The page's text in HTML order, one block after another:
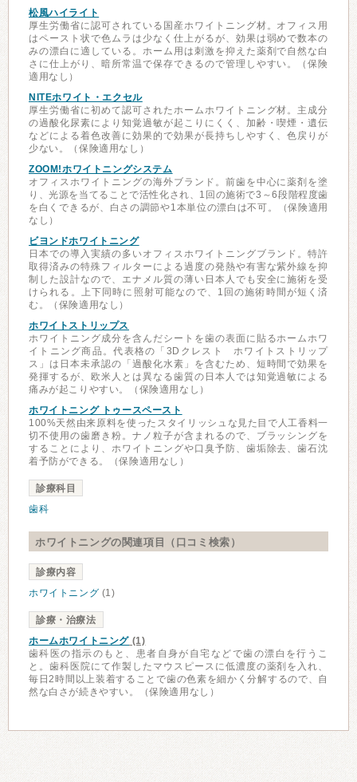
松風ハイライト
厚生労働省に認可されている国産ホワイトニング材。オフィス用
はペースト状で色ムラは少なく仕上がるが、効果は弱めで数本の
みの漂白に適している。ホーム用は刺激を抑えた薬剤で自然な白
さに仕上がり、暗所常温で保存できるので管理しやすい。（保険
適用なし）
NITEホワイト・エクセル
厚生労働省に初めて認可されたホームホワイトニング材。主成分
の過酸化尿素により知覚過敏が起こりにくく、加齢・喫煙・遺伝
などによる着色改善に効果的で効果が長持ちしやすく、色戻りが
少ない。（保険適用なし）
ZOOM!ホワイトニングシステム
オフィスホワイトニングの海外ブランド。前歯を中心に薬剤を塗
り、光源を当てることで活性化され、1回の施術で3～6段階程度歯
を白くできるが、白さの調節や1本単位の漂白は不可。（保険適用
なし）
ビヨンドホワイトニング
日本での導入実績の多いオフィスホワイトニングブランド。特許
取得済みの特殊フィルターによる過度の発熱や有害な紫外線を抑
制した設計なので、エナメル質の薄い日本人でも安全に施術を受
けられる。上下同時に照射可能なので、1回の施術時間が短く済
む。（保険適用なし）
ホワイトストリップス
ホワイトニング成分を含んだシートを歯の表面に貼るホームホワ
イトニング商品。代表格の「3Dクレスト ホワイトストリップ
ス」は日本未承認の「過酸化水素」を含むため、短時間で効果を
発揮するが、欧米人とは異なる歯質の日本人では知覚過敏による
痛みが起こりやすい。（保険適用なし）
ホワイトニング トゥースペースト
100%天然由来原料を使ったスタイリッシュな見た目で人工香料一
切不使用の歯磨き粉。ナノ粒子が含まれるので、ブラッシングを
することにより、ホワイトニングや口臭予防、歯垢除去、歯石沈
着予防ができる。（保険適用なし）
診療科目
歯科
ホワイトニングの関連項目（口コミ検索）
診療内容
ホワイトニング (1)
診療・治療法
ホームホワイトニング (1)
歯科医の指示のもと、患者自身が自宅などで歯の漂白を行うこ
と。歯科医院にて作製したマウスピースに低濃度の薬剤を入れ、
毎日2時間以上装着することで歯の色素を細かく分解するので、自
然な白さが続きやすい。（保険適用なし）